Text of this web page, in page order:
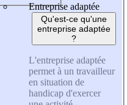
Entreprise adaptée
Qu'est-ce qu'une
entreprise adaptée
?
L'entreprise adaptée
permet à un travailleur
en situation de
handicap d'exercer